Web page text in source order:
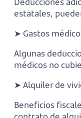
estatales,
➤ Gastos
Algunas
médicos no
➤ Alquiler de
Beneficios